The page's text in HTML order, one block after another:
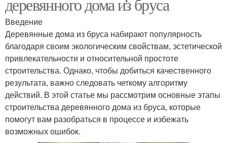
Введение
Деревянные дома из бруса набирают популярность
благодаря своим экологическим свойствам, эстетической
привлекательности и относительной простоте
строительства. Однако, чтобы добиться качественного
результата, важно следовать четкому алгоритму
действий. В этой статье мы рассмотрим основные этапы
строительства деревянного дома из бруса, которые
помогут вам разобраться в процессе и избежать
возможных ошибок.